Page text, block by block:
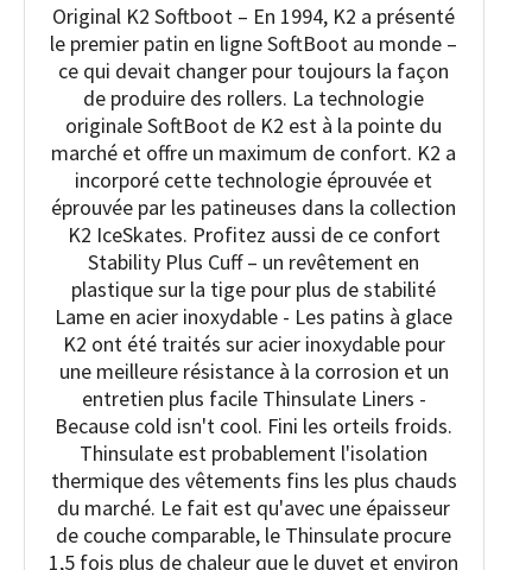
Original K2 Softboot – En 1994, K2 a présenté
le premier patin en ligne SoftBoot au monde –
ce qui devait changer pour toujours la façon
de produire des rollers. La technologie
originale SoftBoot de K2 est à la pointe du
marché et offre un maximum de confort. K2 a
incorporé cette technologie éprouvée et
éprouvée par les patineuses dans la collection
K2 IceSkates. Profitez aussi de ce confort
Stability Plus Cuff – un revêtement en
plastique sur la tige pour plus de stabilité
Lame en acier inoxydable - Les patins à glace
K2 ont été traités sur acier inoxydable pour
une meilleure résistance à la corrosion et un
entretien plus facile Thinsulate Liners -
Because cold isn't cool. Fini les orteils froids.
Thinsulate est probablement l'isolation
thermique des vêtements fins les plus chauds
du marché. Le fait est qu'avec une épaisseur
de couche comparable, le Thinsulate procure
1,5 fois plus de chaleur que le duvet et environ